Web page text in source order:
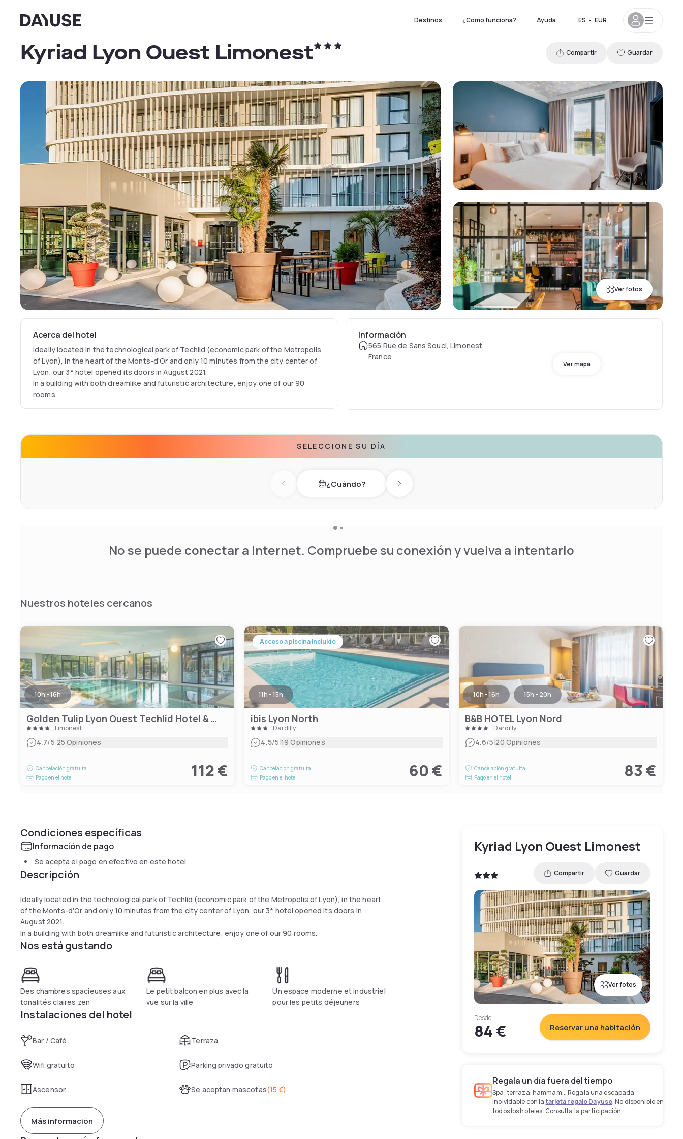
Dayuse Destinos ¿Cómo funciona? Ayuda ES • EUR
Ver fotos
Kyriad Lyon Ouest Limonest Compartir Guardar
Acerca del hotel
Ideally located in the technological park of Techlid (economic park of the Metropolis
of Lyon), in the heart of the Monts-d'Or and only 10 minutes from the city center of
Lyon, our 3* hotel opened its doors in August 2021.
In a building with both dreamlike and futuristic architecture, enjoy one of our 90
rooms.
Información
565 Rue de Sans Souci, Limonest,
France
Ver mapa
SELECCIONE SU DÍA
Previous day¿Cuándo? Next day
No se puede conectar a Internet. Compruebe su conexión y vuelva a intentarlo
Nuestros hoteles cercanos
10h - 16h
Golden Tulip Lyon Ouest Techlid Hotel & Spa
Limonest
4.7/5|25 Opiniones
Cancelación gratuita
Pago en el hotel
112 €
Acceso a piscina incluido
11h - 15h
ibis Lyon North
Dardilly
4.5/5|19 Opiniones
Cancelación gratuita
Pago en el hotel
60 €
10h - 16h 15h - 20h
B&B HOTEL Lyon Nord
Dardilly
4.6/5|20 Opiniones
Cancelación gratuita
Pago en el hotel
83 €
Condiciones específicas
Información de pago
Se acepta el pago en efectivo en este hotel
Descripción
Ideally located in the technological park of Techlid (economic park of the Metropolis of Lyon), in the heart
of the Monts-d'Or and only 10 minutes from the city center of Lyon, our 3* hotel opened its doors in
August 2021.
In a building with both dreamlike and futuristic architecture, enjoy one of our 90 rooms.
Nos está gustando
Des chambres spacieuses aux
tonalités claires zen
Le petit balcon en plus avec la
vue sur la ville
Un espace moderne et industriel
pour les petits déjeuners
Instalaciones del hotel
Bar / Café Terraza
Wifi gratuito Parking privado gratuito
Ascensor Se aceptan mascotas(15 €)
Más información
Kyriad Lyon Ouest Limonest
Compartir Guardar
Ver fotos
Desde
84 € Reservar una habitación
Regala un día fuera del tiempo
Spa, terraza, hammam... Regala una escapada
inolvidable con latarjeta regalo Dayuse. No disponible en
todos los hoteles. Consulta la participación.